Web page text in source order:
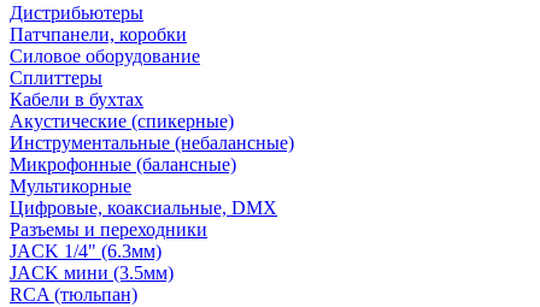
Дистрибьютеры
Патчпанели, коробки
Силовое оборудование
Сплиттеры
Кабели в бухтах
Акустические (спикерные)
Инструментальные (небалансные)
Микрофонные (балансные)
Мультикорные
Цифровые, коаксиальные, DMX
Разъемы и переходники
JACK 1/4" (6.3мм)
JACK мини (3.5мм)
RCA (тюльпан)